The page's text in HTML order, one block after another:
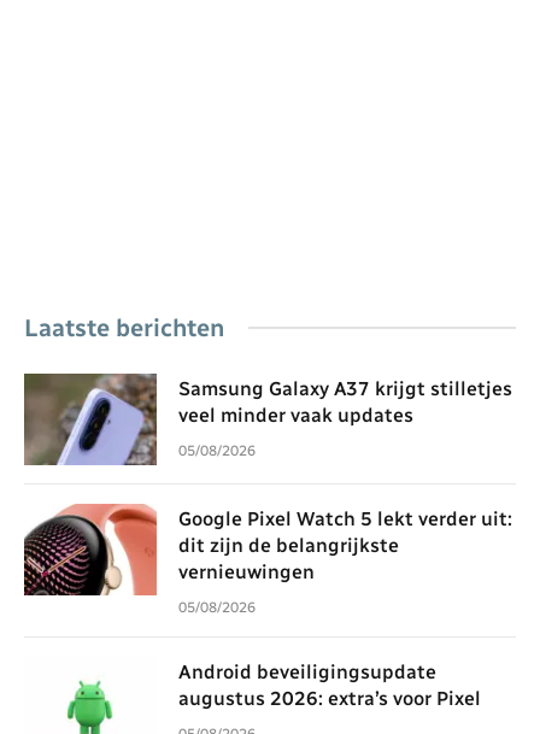
Laatste berichten
Samsung Galaxy A37 krijgt stilletjes
veel minder vaak updates
05/08/2026
Google Pixel Watch 5 lekt verder uit:
dit zijn de belangrijkste
vernieuwingen
05/08/2026
Android beveiligingsupdate
augustus 2026: extra’s voor Pixel